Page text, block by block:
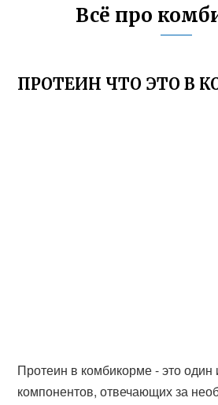
Всё про
ПРОТЕИН ЧТО ЭТО В
Протеин в комбикорме - это
компонентов, отвечающих за